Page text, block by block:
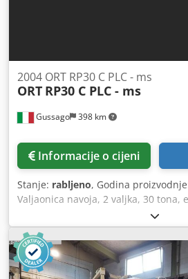
Gussago 398 km
2004 ORT RP30 C PLC - ms
ORT RP30 C PLC - ms
Informacije o cijeni
Stanje: rabljeno, Godina
Valjaonica navoja, 2 valjka, 30 tona,
upravljanje brzinom i položajem.
okretanje valjaka, mogućnost
svaki komad. Stroj se nalazi na
BS, moguća je probna vožnja pod
strojevi. Valjanje/izrada navoja je